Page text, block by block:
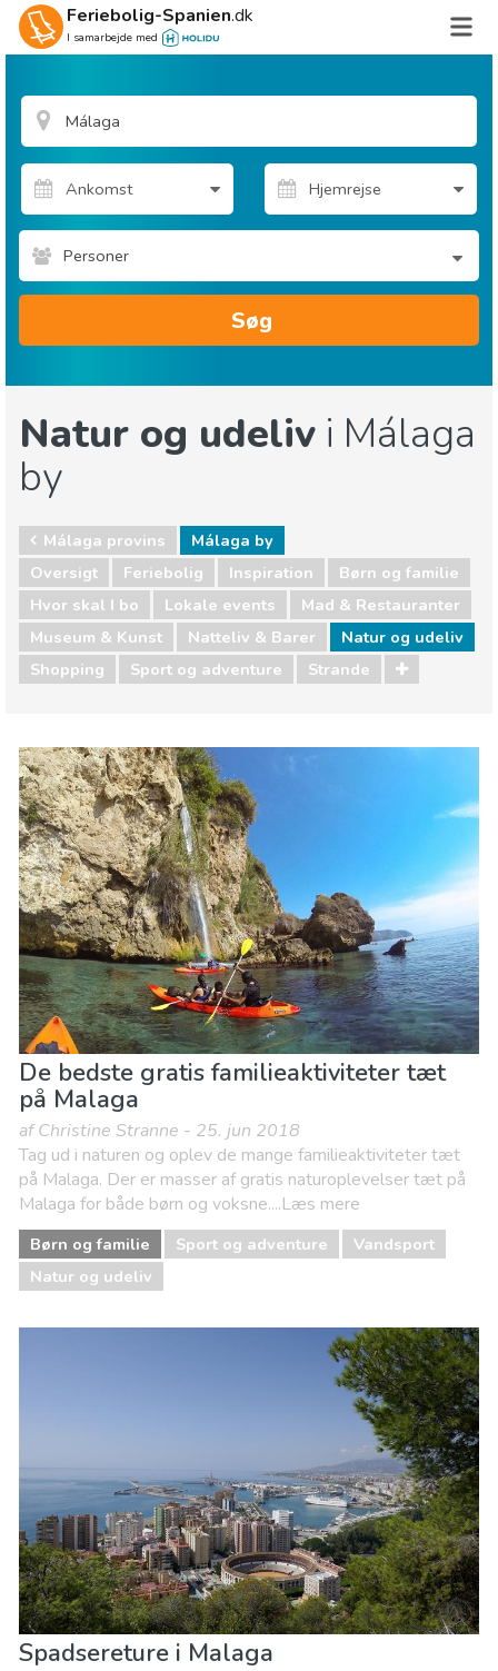
Feriebolig-Spanien.dk
I samarbejde med
Personer
Søg
Natur og udeliv i Málaga
by
Málaga provins
Málaga by
Oversigt
Feriebolig Inspiration
Børn og familie
Hvor skal I bo
Lokale events
Mad & Restauranter
Museum & Kunst
Natteliv & Barer
Natur og udeliv
Shopping
Sport og adventure Strande
Børn og familie
Hvor skal I bo
Mad & Restauranter
Museum & Kunst
Natteliv & Barer
Natur og udeliv
Sport og adventure
Strande
De bedste gratis familieaktiviteter tæt
på Malaga
af Christine Stranne - 25. jun 2018
Tag ud i naturen og oplev de mange familieaktiviteter tæt
på Malaga. Der er masser af gratis naturoplevelser tæt på
Malaga for både børn og voksne....Læs mere
Børn og familie Sport og adventure
Vandsport
Natur og udeliv
Spadsereture i Malaga